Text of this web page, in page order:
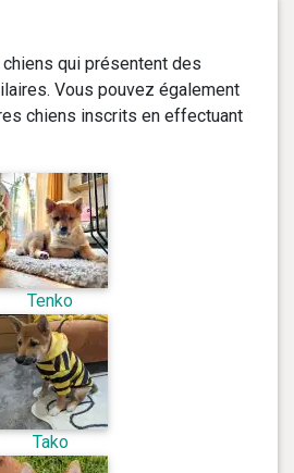
qui présentent des
Vous pouvez également
chiens inscrits en effectuant
Tenko
Tako